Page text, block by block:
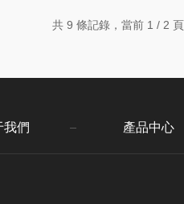
各種復雜的安裝需求。中央空調
共 9 條記錄，當前 1 / 2
我們 產品中心